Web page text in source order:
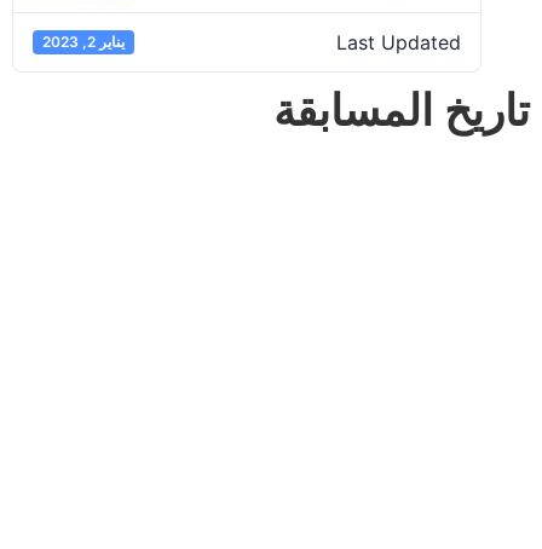
Last Updated يناير 2, 2023
تاريخ المسابقة